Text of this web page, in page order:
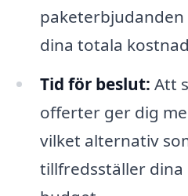
paketerbjudanden
dina totala
Tid för beslut: Att
offerter ger dig
vilket alternativ
tillfredsställer dina